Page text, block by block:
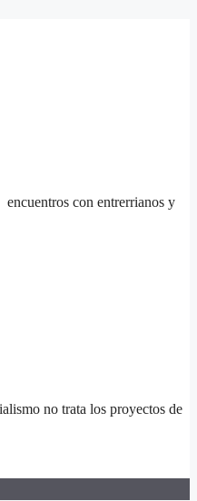
con entrerrianos y
no trata los proyectos de